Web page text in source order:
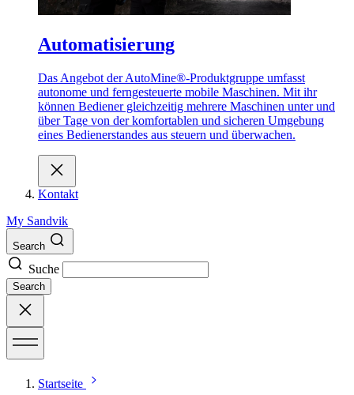
Automatisierung
Das Angebot der AutoMine®-Produktgruppe umfasst
autonome und ferngesteuerte mobile Maschinen. Mit ihr
können Bediener gleichzeitig mehrere Maschinen unter und
über Tage von der komfortablen und sicheren Umgebung
eines Bedienerstandes aus steuern und überwachen.
Kontakt
My Sandvik
Search
Suche
Search
Startseite